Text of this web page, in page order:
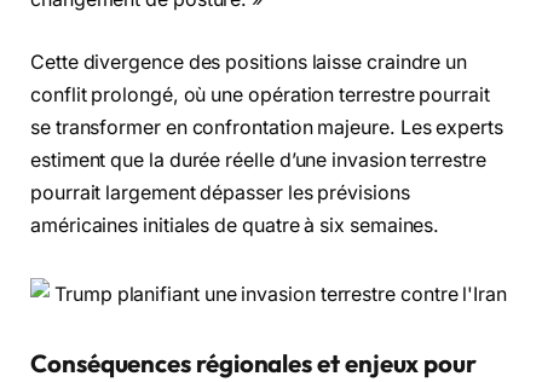
Cette divergence des positions laisse craindre un
conflit prolongé, où une opération terrestre pourrait
se transformer en confrontation majeure. Les experts
estiment que la durée réelle d’une invasion terrestre
pourrait largement dépasser les prévisions
américaines initiales de quatre à six semaines.
Conséquences régionales et enjeux pour